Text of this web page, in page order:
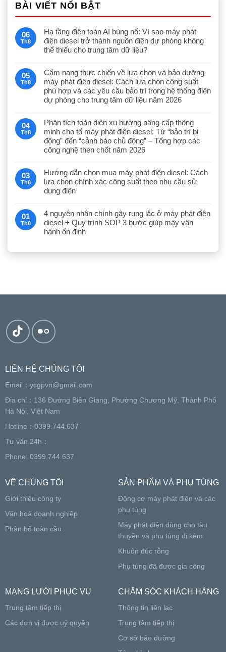
BÀI VIẾT NỔI BẬT
06
Th8
Hạ tầng điện toán AI bùng nổ: Vì sao máy phát
điện diesel trở thành nguồn điện dự phòng không
thể thiếu cho trung tâm dữ liệu?
05
Th8
Cẩm nang thực chiến về lựa chọn và bảo dưỡng
máy phát điện diesel: Cách lựa chọn công suất
phù hợp và các yêu cầu bảo trì trong hệ thống điện
dự phòng cho trung tâm dữ liệu năm 2026
04
Th8
Phân tích toàn diện xu hướng nâng cấp thông
minh cho tổ máy phát điện diesel: Từ “bảo trì bị
động” đến “cảnh báo chủ động” – Tổng hợp các
công nghệ then chốt năm 2026
03
Th8
Hướng dẫn chọn mua máy phát điện diesel: Cách
lựa chọn chính xác công suất theo nhu cầu sử
dụng điện
01
Th8
4 nguyên nhân chính gây rung lắc ở máy phát điện
diesel + Quy trình SOP 3 bước giúp máy vận
hành ổn định
LIÊN HỆ CHÚNG TÔI
Email： ycgpvn@gmail.com
Địa chỉ：136 Đường Biên Giang, Phường Chương Mỹ, Thành Phố
Hà Nội, Việt Nam
Hotline：0399.744.637
Tư vấn 24h：
Phone: 0399.744.637
VỀ CHÚNG TÔI
Giới thiệu công ty
Văn hoá doanh nghiệp
Phân bố toàn cầu
SẢN PHẨM VÀ PHỤ TÙNG
Động cơ máy phát điện và các
phụ tùng
Máy phát điện dùng cho tàu
thuyền và phụ tùng đi kèm
Khuôn đúc rỗng
Phụ tùng đã được gia công
MẠNG LƯỚI PHỤC VỤ
Trung tâm tiếp thị
Các đơn vị được uỷ quyền
CHĂM SÓC KHÁCH HÀNG
Thông tin liên lạc
Trung tâm tiếp thị
Cơ sở bảo dưỡng